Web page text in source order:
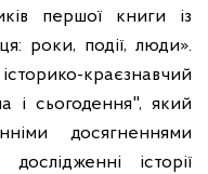
першої книги із
роки, події, люди».
краєзнавчий
і сьогодення", який
досягненнями
історії